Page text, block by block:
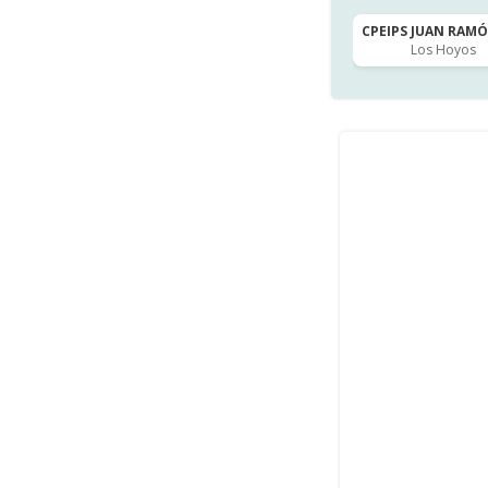
CPEIPS JUAN
Los Hoyos